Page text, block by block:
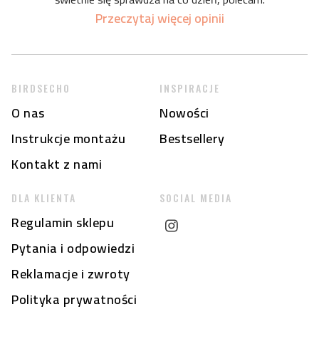
Przeczytaj więcej opinii
BIRDSECHO
O nas
Instrukcje montażu
Kontakt z nami
DLA KLIENTA
Regulamin sklepu
Pytania i odpowiedzi
Reklamacje i zwroty
Polityka prywatności
INSPIRACJE
Nowości
Bestsellery
SOCIAL MEDIA